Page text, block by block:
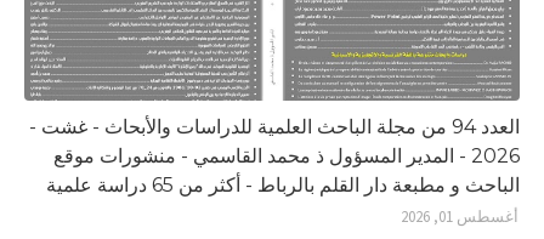
العدد 94 من مجلة الباحث العلمية للدراسات والأبحاث - غشت -
2026 - المدير المسؤول ذ محمد القاسمي - منشورات موقع
الباحث و مطبعة دار القلم بالرباط - أكثر من 65 دراسة علمية
أغسطس 01, 2026